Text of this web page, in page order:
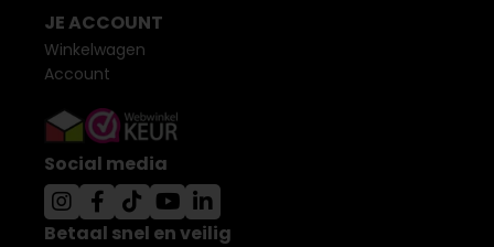
JE ACCOUNT
Winkelwagen
Account
Social media
Betaal snel en veilig